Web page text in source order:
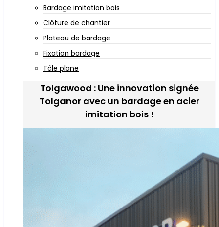
Bardage imitation bois
Clôture de chantier
Plateau de bardage
Fixation bardage
Tôle plane
Tolgawood : Une innovation signée
Tolganor avec un bardage en acier
imitation bois !